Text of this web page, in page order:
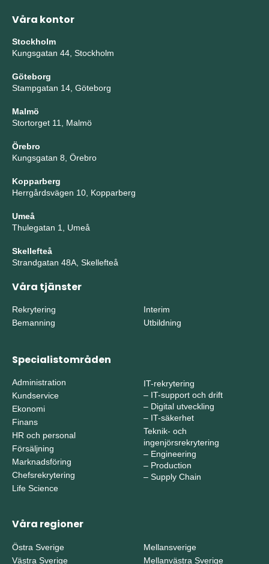
Våra kontor
Stockholm
Kungsgatan 44, Stockholm
Göteborg
Stampgatan 14, Göteborg
Malmö
Stortorget 11, Malmö
Örebro
Kungsgatan 8, Örebro
Kopparberg
Herrgårdsvägen 10, Kopparberg
Umeå
Thulegatan 1, Umeå
Skellefteå
Strandgatan 48A, Skellefteå
Våra tjänster
Rekrytering
Bemanning
Interim
Utbildning
Specialistområden
Administration
Kundservice
Ekonomi
Finans
HR och personal
Försäljning
Marknadsföring
Chefsrekrytering
Life Science
IT-rekrytering
– IT-support och drift
– Digital utveckling
– IT-säkerhet
Teknik- och
ingenjörsrekrytering
– Engineering
– Production
– Supply Chain
Våra regioner
Östra Sverige
Västra Sverige
Mellansverige
Mellanvästra Sverige